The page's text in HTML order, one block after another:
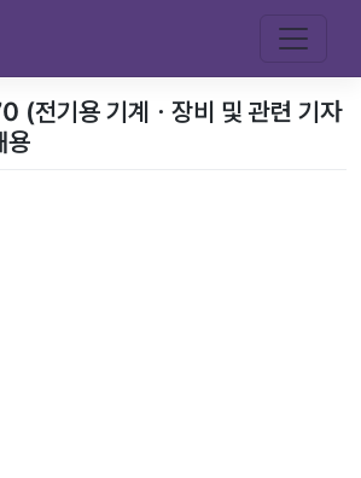
(전기용 기계ㆍ장비 및 관련 기자
용